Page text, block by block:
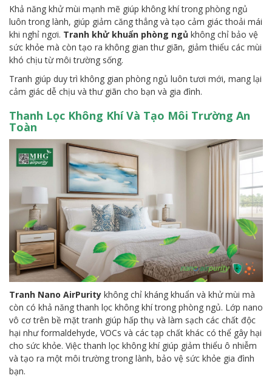
Khả năng khử mùi mạnh mẽ giúp không khí trong phòng ngủ
luôn trong lành, giúp giảm căng thẳng và tạo cảm giác thoải mái
khi nghỉ ngơi. Tranh khử khuẩn phòng ngủ không chỉ bảo vệ
sức khỏe mà còn tạo ra không gian thư giãn, giảm thiểu các mùi
khó chịu từ môi trường sống.
Tranh giúp duy trì không gian phòng ngủ luôn tươi mới, mang lại
cảm giác dễ chịu và thư giãn cho bạn và gia đình.
Thanh Lọc Không Khí Và Tạo Môi Trường An
Toàn
Tranh Nano AirPurity không chỉ kháng khuẩn và khử mùi mà
còn có khả năng thanh lọc không khí trong phòng ngủ. Lớp nano
vô cơ trên bề mặt tranh giúp hấp thụ và làm sạch các chất độc
hại như formaldehyde, VOCs và các tạp chất khác có thể gây hại
cho sức khỏe. Việc thanh lọc không khí giúp giảm thiểu ô nhiễm
và tạo ra một môi trường trong lành, bảo vệ sức khỏe gia đình
bạn.